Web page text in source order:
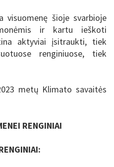
visuomenę šioje svarbioje
ir kartu ieškoti
aktyviai įsitraukti, tiek
renginiuose, tiek
metų Klimato savaitės
RENGINIAI